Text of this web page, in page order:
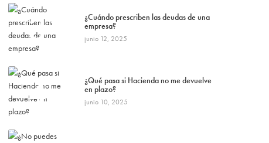
3
¿Cuándo prescriben las deudas de una
empresa?
junio 12, 2025
4
¿Qué pasa si Hacienda no me devuelve
en plazo?
junio 10, 2025